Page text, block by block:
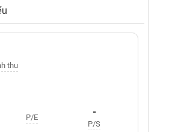
thu
P/E -
P/S